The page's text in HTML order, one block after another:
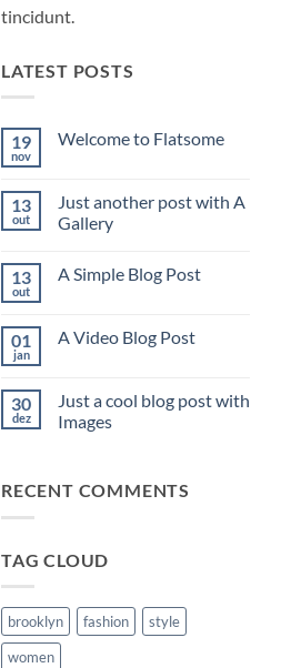
tincidunt.
LATEST POSTS
19
nov
Welcome to Flatsome
Welcome
to
Flatsome
13
out
Just another post with A
Gallery
em
with
A
13
out
A Simple Blog Post
A
01
jan
A Video Blog Post
A
Video
Blog
30
dez
Just a cool blog post with
Images
Just
a
with
RECENT COMMENTS
TAG CLOUD
brooklyn fashion
style
women